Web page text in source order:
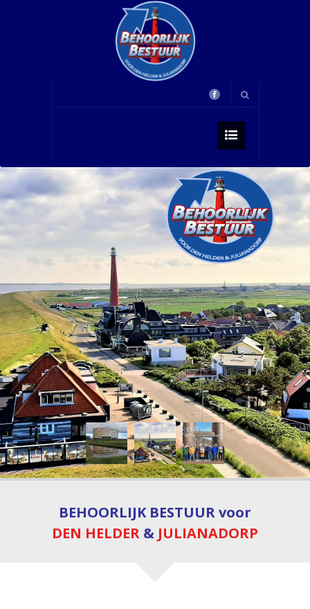
BEHOORLIJK BESTUURvoor
DEN HELDER & JULIANADORP